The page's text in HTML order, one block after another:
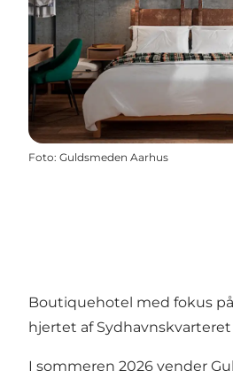
Foto: Guldsmeden Aarhus
Boutiquehotel med fokus
hjertet af Sydhavnskvarteret
I sommeren 2026 vender